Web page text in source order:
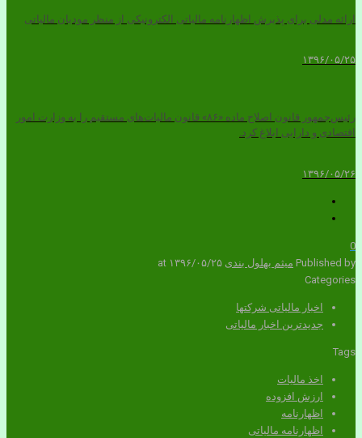
ارائه مدلی برای پذیرش اظهارنامه مالیاتی الکترونیکی از منظر مودیان مالیاتی
۱۳۹۶/۰۵/۲۵
رئیس‌جمهور قانون اصلاح ماده «۸۶» قانون مالیات‌های مستقیم را به وزارت امور
اقتصادی و دارایی ابلاغ کرد.
۱۳۹۶/۰۵/۲۶
0
Published by میثم بهلول بندی at ۱۳۹۶/۰۵/۲۵
Categories
اخبار مالیاتی شرکتها
جدیدترین اخبار مالیاتی
Tags
اخذ مالیات
ارزش افزوده
اظهارنامه
اظهارنامه مالیاتی